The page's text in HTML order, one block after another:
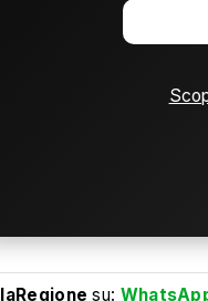
laRegione su: